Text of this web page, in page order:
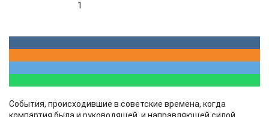
1
События, происходившие в советские времена, когда